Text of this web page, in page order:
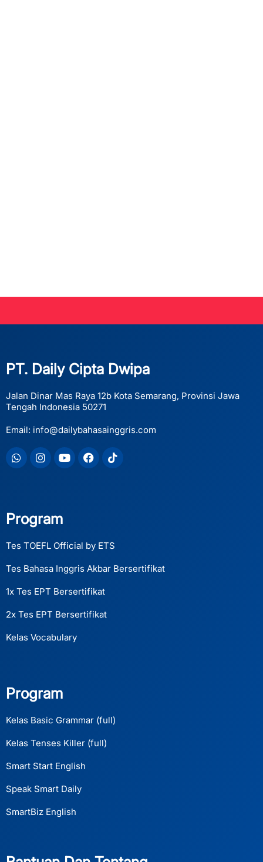
PT. Daily Cipta Dwipa
Jalan Dinar Mas Raya 12b Kota Semarang, Provinsi Jawa
Tengah Indonesia 50271
Email: info@dailybahasainggris.com
WhatsappInstagram
YoutubeFacebook
Tiktok
Program
Tes TOEFL Official by ETS
Tes Bahasa Inggris Akbar Bersertifikat
1x Tes EPT Bersertifikat
2x Tes EPT Bersertifikat
Kelas Vocabulary
Program
Kelas Basic Grammar (full)
Kelas Tenses Killer (full)
Smart Start English
Speak Smart Daily
SmartBiz English